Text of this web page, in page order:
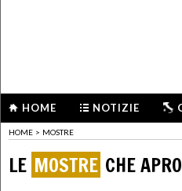
HOME NOTIZIE
HOME > MOSTRE
LE MOSTRE CHE